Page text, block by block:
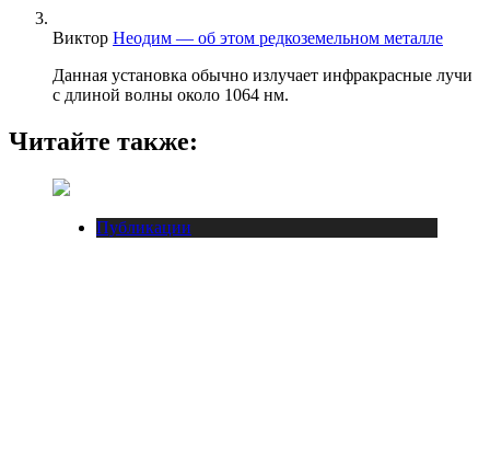
Виктор Неодим — об этом редкоземельном металле
Данная установка обычно излучает инфракрасные лучи
с длиной волны около 1064 нм.
Читайте также:
Публикации